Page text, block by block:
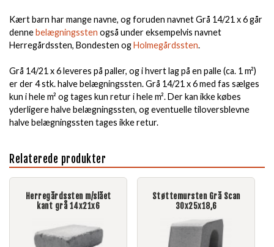
Kært barn har mange navne, og foruden navnet Grå 14/21 x 6 går
dennebelægningssten også under eksempelvis navnet
Herregårdssten, Bondesten ogHolmegårdssten.
Grå 14/21 x 6 leveres på paller, og i hvert lag på en palle (ca. 1 m²)
er der 4 stk. halve belægningssten. Grå 14/21 x 6 med fas sælges
kun i hele m² og tages kun retur i hele m². Der kan ikke købes
yderligere halve belægningssten, og eventuelle tiloversblevne
halve belægningssten tages ikke retur.
Relaterede produkter
Herregårdssten m/slået
kant grå 14x21x6
Støttemursten Grå Scan
30x25x18,6